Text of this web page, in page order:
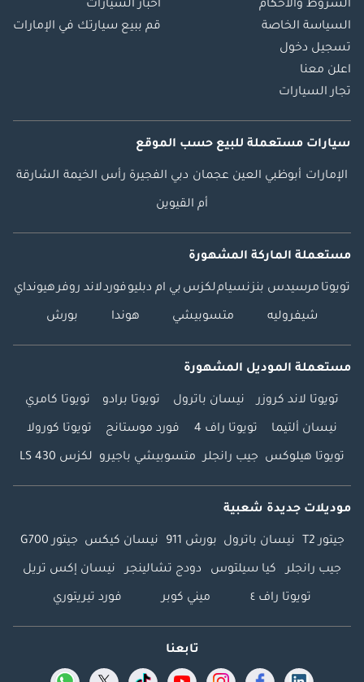
الشروط والأحكام
السياسة الخاصة
تسجيل دخول
اعلن معنا
تجار السيارات
أخبار السيارات
قم ببيع سيارتك في الإمارات
سيارات مستعملة للبيع حسب الموقع
الإمارات أبوظبي العين عجمان دبي الفجيرة رأس الخيمة الشارقة
أم القيوين
مستعملة الماركة المشهورة
تويوتا مرسيدس بنزنسياملكزس بي ام دبليوفوردلاند روفرهيونداي
شيفروليه متسوبيشي هوندا بورش
مستعملة الموديل المشهورة
تويوتا لاند كروزر نيسان باترول تويوتا برادو تويوتا كامري
نيسان ألتيما تويوتا راف 4 فورد موستانج تويوتا كورولا
تويوتا هيلوكس جيب رانجلر متسوبيشي باجيرو لكزس LS 430
موديلات جديدة شعبية
جيتور T2 نيسان باترول بورش 911 نيسان كيكس جيتور G700
جيب رانجلر كيا سيلتوس دودج تشالينجر نيسان إكس تريل
تويوتا راف ٤ ميني كوبر فورد تيريتوري
تابعنا